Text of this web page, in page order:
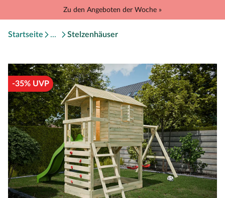
Zu den Angeboten der Woche »
Startseite Stelzenhäuser
-35% UVP